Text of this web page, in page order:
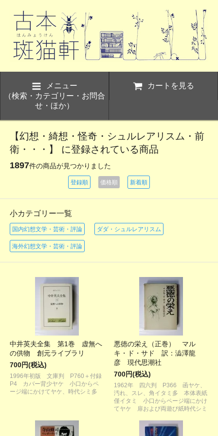
メニュー
（検索・カテゴリー・お問合
せ・ほか）
カートを見る
【幻想・綺想・怪奇・シュルレアリスム・前
衛・・・】 に登録されている商品
1897件の商品が見つかりました
登録順 価格順 新着順
小カテゴリー一覧
国内幻想文学・芸術・評論 ダダ・シュルレアリスム
海外幻想文学・芸術・評論
中井英夫全集 第1巻 虚無へ
の供物 創元ライブラリ
700円(税込)
1996年初版 文庫判 P760＋付録
P4 カバー背少ヤケ 小口からペ
ージ端にかけてヤケ、時代シミ多
悪徳の栄え（正巻） マル
キ・ド・サド 訳：澁澤龍
彦 現代思潮社
700円(税込)
1962年 四六判 P366 函ヤケ、
汚れ、スレ、角イタミ多 本体表紙
僅イタミ 小口からページ端にかけ
てヤケ 扉および両遊び紙時代シミ